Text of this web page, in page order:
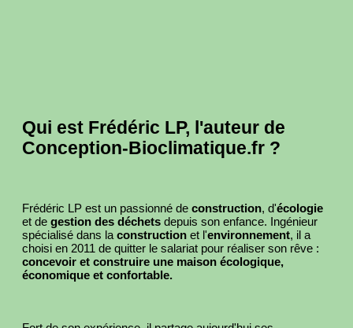
Qui est Frédéric LP, l'auteur de
Conception-Bioclimatique.fr ?
Frédéric LP est un passionné de construction, d'écologie
et de gestion des déchets depuis son enfance. Ingénieur
spécialisé dans la construction et l'environnement, il a
choisi en 2011 de quitter le salariat pour réaliser son rêve :
concevoir et construire une maison écologique,
économique et confortable.